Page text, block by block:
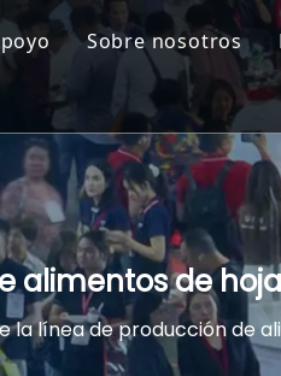
fritos
dosificación y mezcla
yacimientos petrolíferos
el tratamiento de aguas
Servicio
Descargar
Preguntas frecuentes
Sobre nosotros
Acerca de
Filosofía
Desarrollo
alimentos de
la línea de producción de